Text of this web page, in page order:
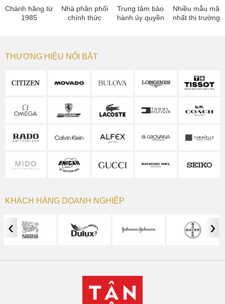
Chánh hãng từ
1985
Nhà phân phối
chính thức
Trung tâm bảo
hành ủy quyền
Nhiều mẫu mã
nhất thị trường
THƯƠNG HIỆU NỔI BẬT
KHÁCH HÀNG DOANH NGHIỆP
‹ ›